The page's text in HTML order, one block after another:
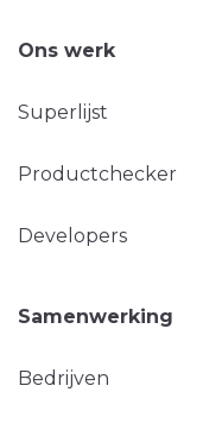
Ons werk
Superlijst
Productchecker
Developers
Samenwerking
Bedrijven